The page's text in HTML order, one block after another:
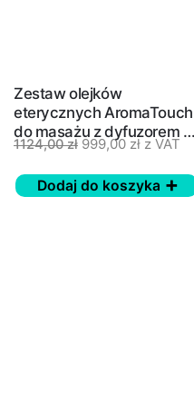
Zestaw olejków
eterycznych AromaTouch
do masażu z dyfuzorem -
doTERRA
1124,00zł 999,00 zł z VAT
Dodaj do koszyka